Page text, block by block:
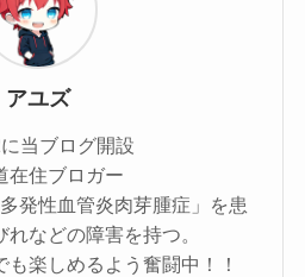
アユズ
当ブログ開設
在住ブロガー
発性血管炎肉芽腫症」を患
などの障害を持つ。
楽しめるよう奮闘中！！